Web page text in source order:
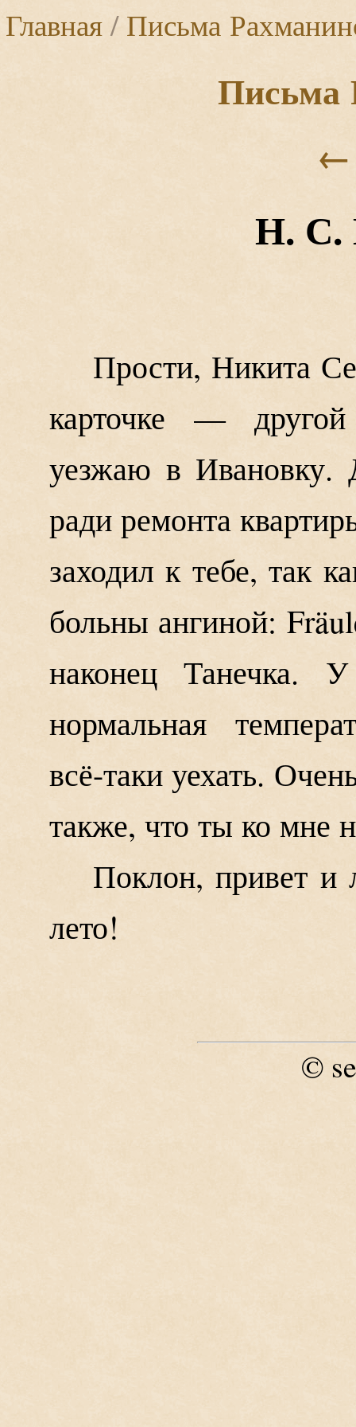
Главная/Письма
Письма
←
Н. С.
Прости, Никита
карточке —
уезжаю в Ивановку.
ради ремонта
заходил к тебе, так
больны ангиной:
наконец Танечка.
нормальная
всё-таки уехать.
также, что ты ко мне
Поклон, привет и
лето!
©